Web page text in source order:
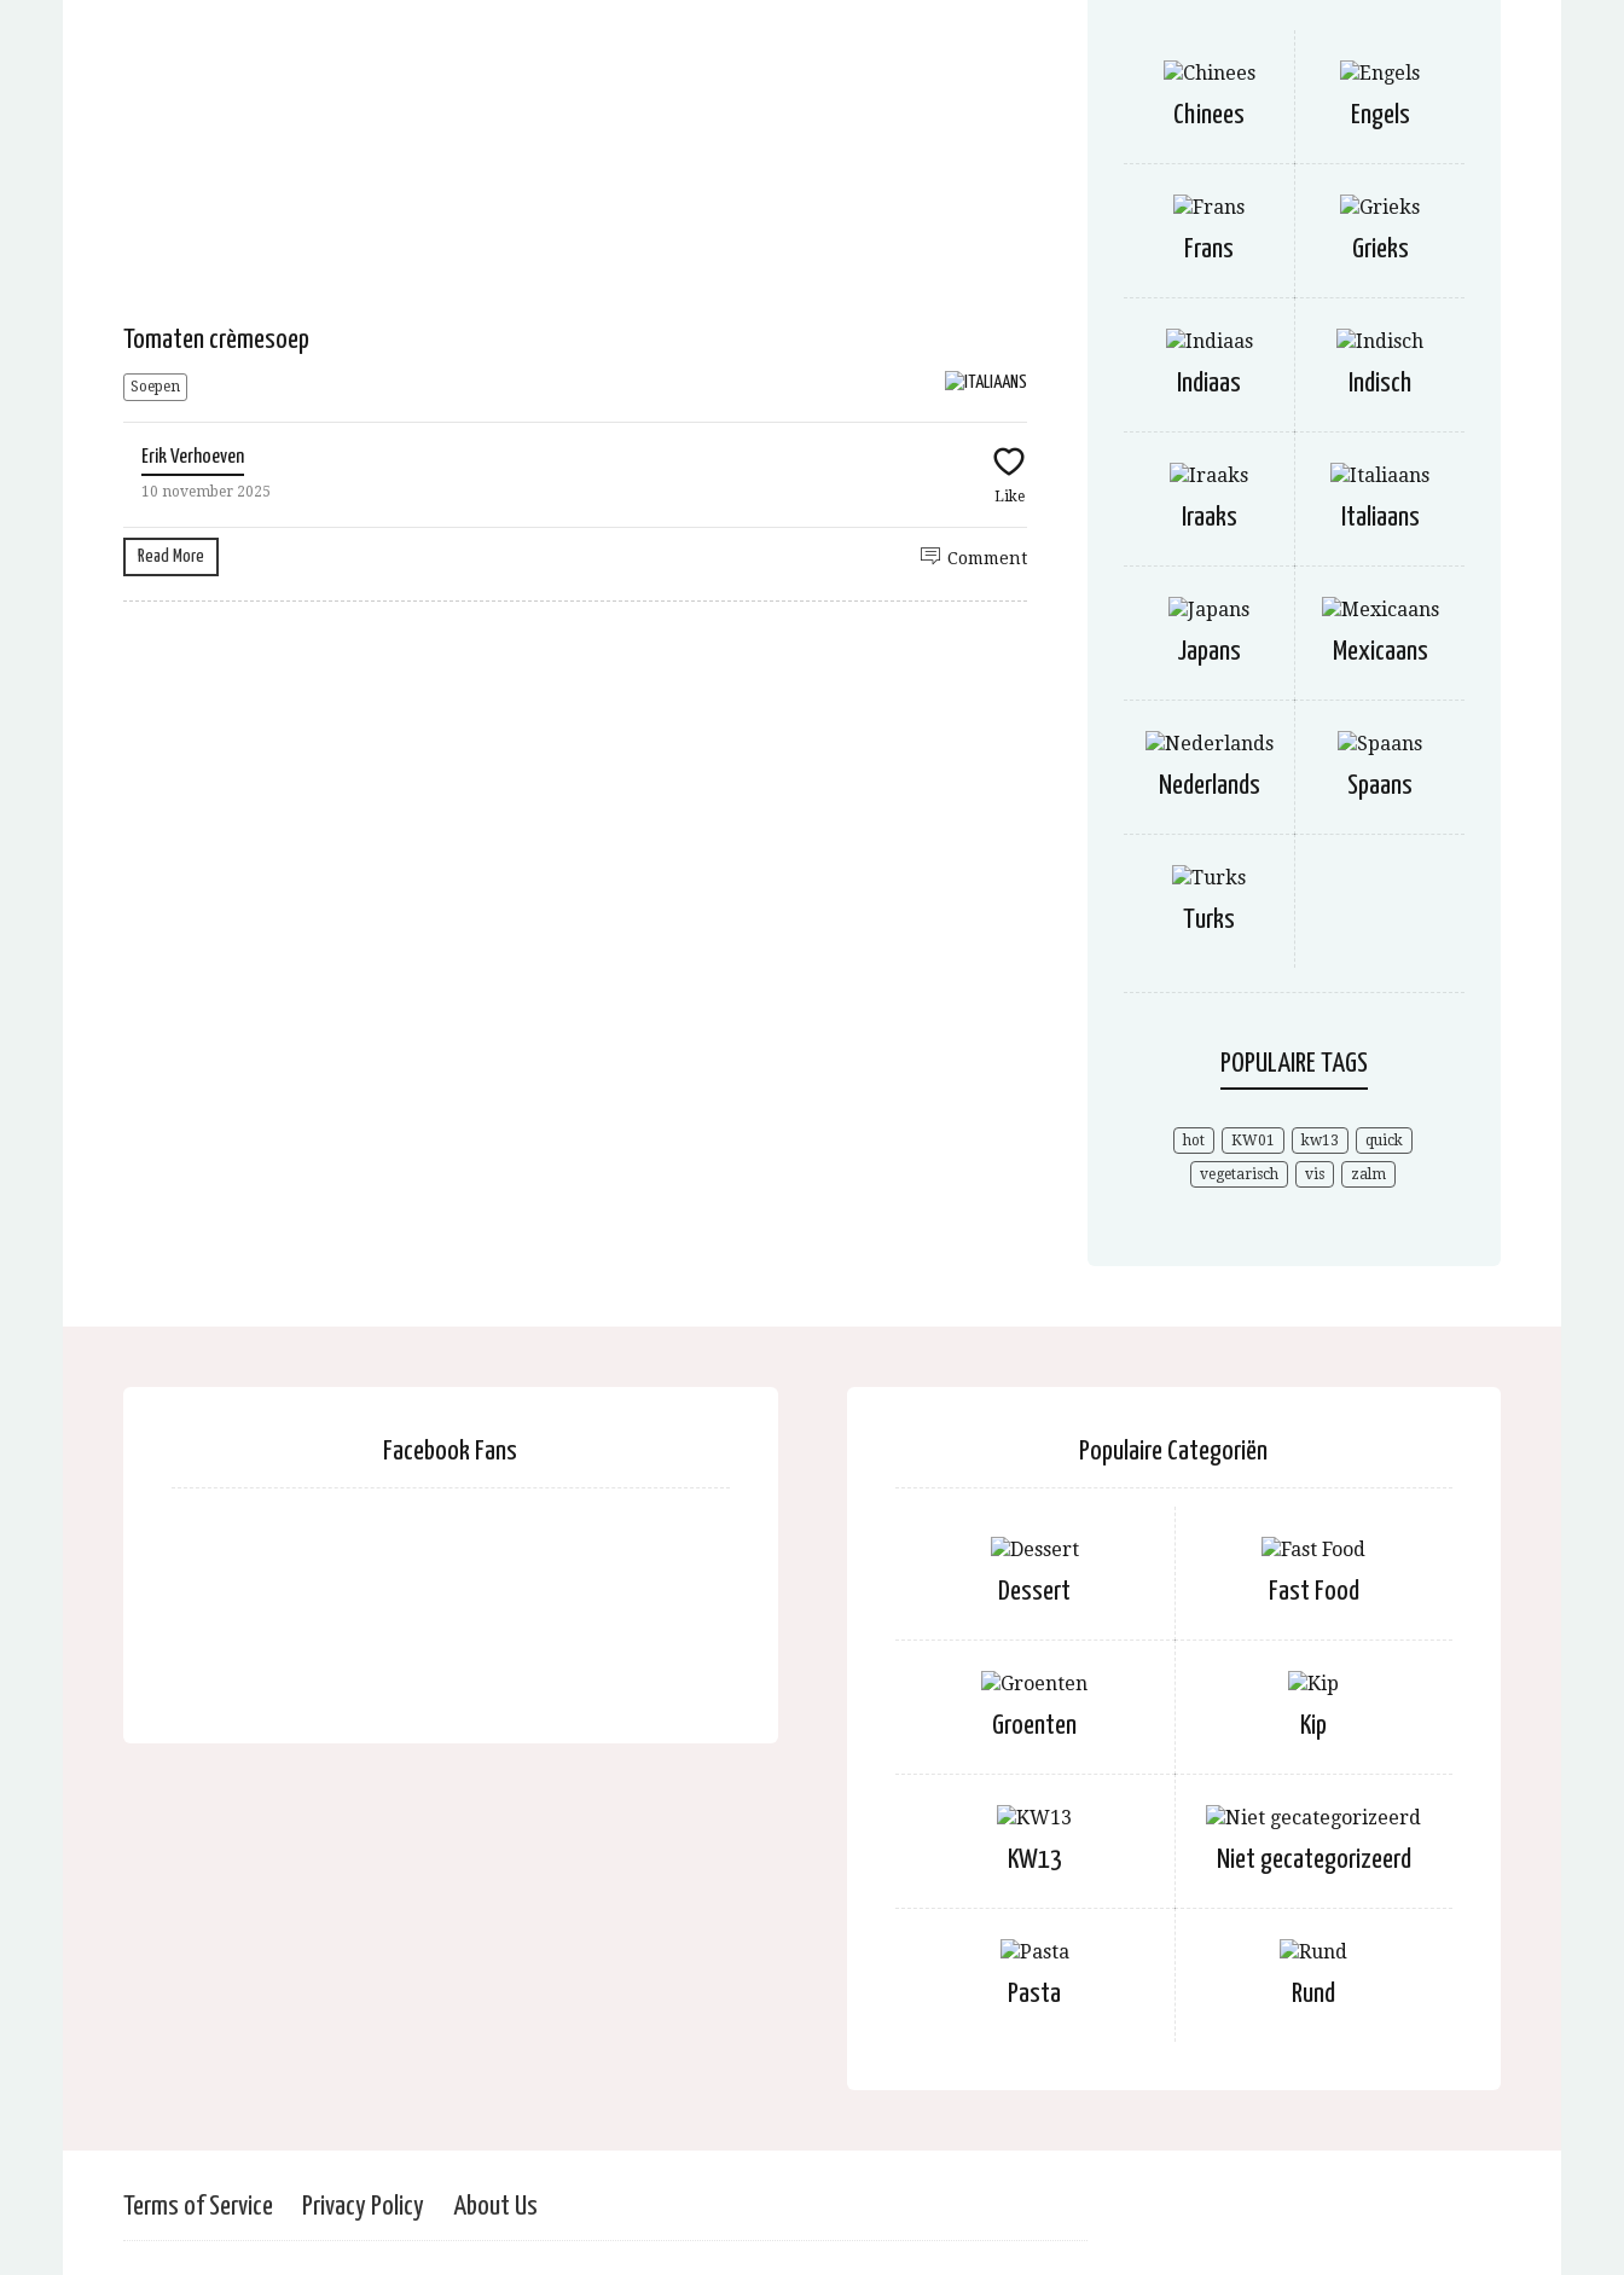
Tomaten crèmesoep
Soepen
Erik Verhoeven
10 november 2025 Like
Read More Comment
Chinees Engels
Frans Grieks
Indiaas Indisch
Iraaks Italiaans
Japans Mexicaans
Nederlands Spaans
Turks
POPULAIRE TAGS
hot KW01 kw13
quick
vegetarisch
vis zalm
Facebook Fans Populaire Categoriën
Dessert Fast Food
Groenten Kip
KW13 Niet gecategorizeerd
Pasta Rund
Terms of Service Privacy Policy About Us